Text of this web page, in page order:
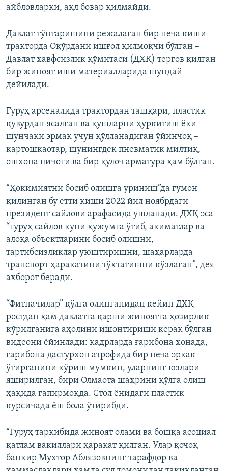
айбловларки, ақл бовар қилмайди.
Давлат тўнтаришини режалаган бир неча киши
тракторда Оқўрдани ишғол қилмоқчи бўлган –
Давлат хавфсизлик қўмитаси (ДХҚ) тергов қилган
бир жиноят иши материалларида шундай
дейилади.
Гуруҳ арсеналида трактордан ташқари, пластик
қувурдан ясалган ва қушларни ҳуркитиш ёки
шунчаки эрмак учун қўлланадиган ўйинчоқ –
картошкаотар, шунингдек пневматик милтиқ,
ошхона пичоғи ва бир қулоч арматура ҳам бўлган.
“Ҳокимиятни босиб олишга уриниш”да гумон
қилинган бу етти киши 2022 йил ноябрдаги
президент сайлови арафасида ушланади. ДХҚ эса
“гуруҳ сайлов куни ҳужумга ўтиб, акиматлар ва
алоқа объектларини босиб олишни,
тартибсизликлар уюштиришни, шаҳарларда
транспорт ҳаракатини тўхтатишни кўзлаган”, дея
ахборот беради.
“Фитначилар” қўлга олинганидан кейин ДХҚ
ростдан ҳам давлатга қарши жиноятга ҳозирлик
кўрилганига аҳолини ишонтириши керак бўлган
видеони ёйинлади: кадрларда ғарибона хонада,
ғарибона дастурхон атрофида бир неча эркак
ўтирганини кўриш мумкин, уларнинг юзлари
яширилган, бири Олмаота шаҳрини қўлга олиш
ҳақида гапирмоқда. Стол ёнидаги пластик
курсичада ёш бола ўтирибди.
“Гуруҳ таркибида жиноят олами ва бошқа асоциал
қатлам вакиллари ҳаракат қилган. Улар қочоқ
банкир Мухтор Аблязовнинг тарафдор ва